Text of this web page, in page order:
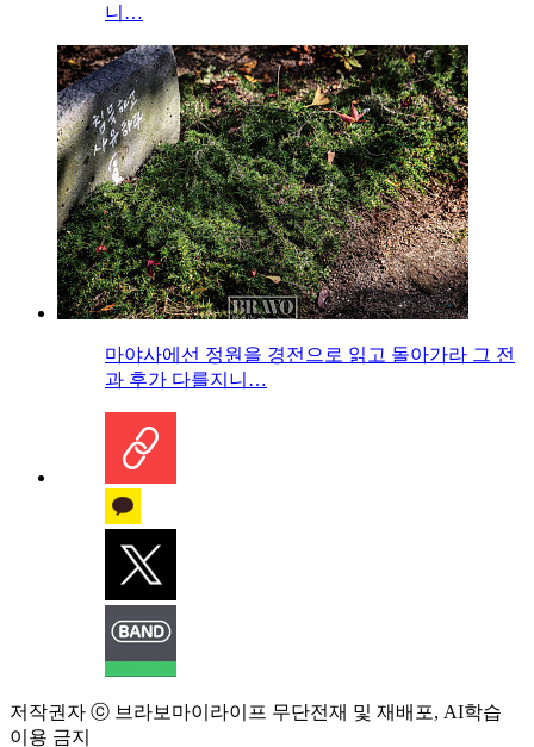
니…
마야사에선 정원을 경전으로 읽고 돌아가라 그 전
과 후가 다를지니…
저작권자 ⓒ 브라보마이라이프 무단전재 및 재배포, AI학습
이용 금지